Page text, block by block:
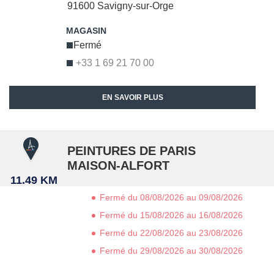
91600 Savigny-sur-Orge
+33 1 69 21 70 00
Fermé
EN SAVOIR PLUS
11.49 KM
PEINTURES DE PARIS
MAISON-ALFORT
Fermé du 08/08/2026 au 09/08/2026
Fermé du 15/08/2026 au 16/08/2026
Fermé du 22/08/2026 au 23/08/2026
Fermé du 29/08/2026 au 30/08/2026